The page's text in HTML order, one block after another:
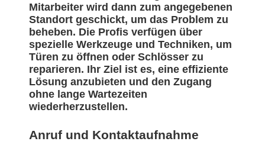
Mitarbeiter wird dann zum angegebenen
Standort geschickt, um das Problem zu
beheben. Die Profis verfügen über
spezielle Werkzeuge und Techniken, um
Türen zu öffnen oder Schlösser zu
reparieren. Ihr Ziel ist es, eine effiziente
Lösung anzubieten und den Zugang
ohne lange Wartezeiten
wiederherzustellen.
Anruf und Kontaktaufnahme